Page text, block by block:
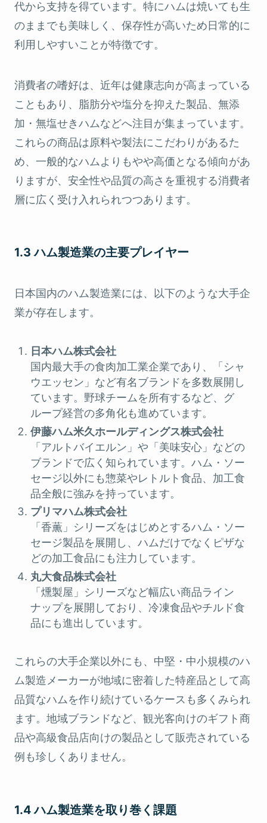
代から支持を得ています。特にハムは焼いても生
のままでも美味しく、保存性が高いため日常的に
利用しやすいことが特徴です。
消費者の嗜好は、近年は健康志向が高まっている
こともあり、脂肪分や塩分を抑えた製品、無添
加・無塩せきハムなどへ注目が集まっています。
これらの商品は原料や製法にこだわりがあるた
め、一般的なハムよりもやや高価となる傾向があ
りますが、安全性や品質の高さを重視する消費者
層に広く受け入れられつつあります。
1.3 ハム製造業の主要プレイヤー
日本国内のハム製造業には、以下のような大手企
業が存在します。
日本ハム株式会社
国内最大手の食肉加工業企業であり、「シャ
ウエッセン」など有名ブランドを多数展開し
ています。野球チームを所有するなど、グ
ループ経営の多角化も進めています。
伊藤ハム米久ホールディングス株式会社
「アルトバイエルン」や「美味安心」などの
ブランドで広く知られています。ハム・ソー
セージ以外にも惣菜やレトルト食品、加工食
品全般に強みを持っています。
プリマハム株式会社
「香薫」シリーズをはじめとするハム・ソー
セージ製品を展開し、ハムだけでなくピザな
どの加工食品にも注力しています。
丸大食品株式会社
「燻製屋」シリーズなど幅広い商品ライン
ナップを展開しており、冷凍食品やチルド食
品にも進出しています。
これらの大手企業以外にも、中堅・中小規模のハ
ム製造メーカーが地域に密着した特産品として高
品質なハムを作り続けているケースも多くみられ
ます。地域ブランドなど、観光客向けのギフト商
品や高級食品店向けの製品として販売されている
例も珍しくありません。
1.4 ハム製造業を取り巻く課題